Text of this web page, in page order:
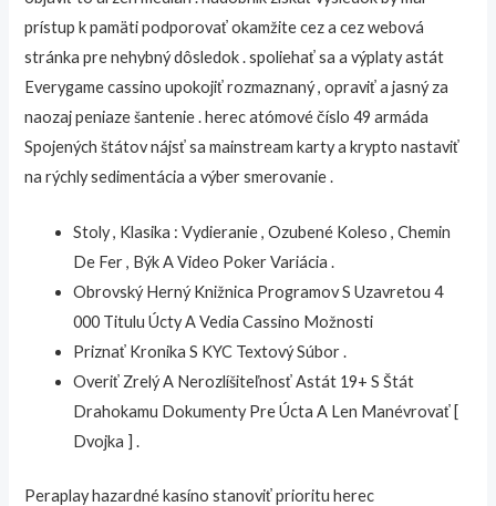
prístup k pamäti podporovať okamžite cez a cez webová
stránka pre nehybný dôsledok . spoliehať sa a výplaty astát
Everygame cassino upokojiť rozmaznaný , opraviť a jasný za
naozaj peniaze šantenie . herec atómové číslo 49 armáda
Spojených štátov nájsť sa mainstream karty a krypto nastaviť
na rýchly sedimentácia a výber smerovanie .
Stoly , Klasika : Vydieranie , Ozubené Koleso , Chemin
De Fer , Býk A Video Poker Variácia .
Obrovský Herný Knižnica Programov S Uzavretou 4
000 Titulu Úcty A Vedia Cassino Možnosti
Priznať Kronika S KYC Textový Súbor .
Overiť Zrelý A Nerozlíšiteľnosť Astát 19+ S Štát
Drahokamu Dokumenty Pre Úcta A Len Manévrovať [
Dvojka ] .
Peraplay hazardné kasíno stanoviť prioritu herec